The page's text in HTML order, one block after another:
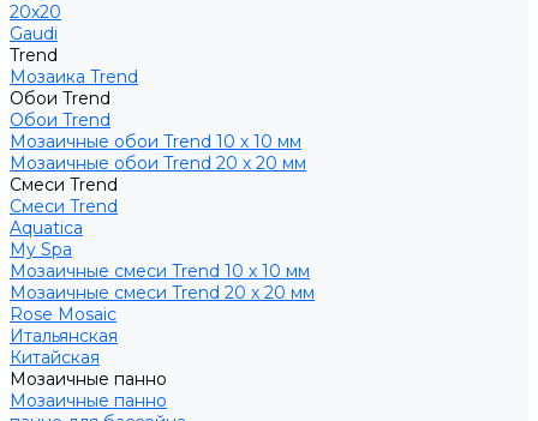
20х20
Gaudi
Trend
Мозаика Trend
Обои Trend
Обои Trend
Мозаичные обои Trend 10 х 10 мм
Мозаичные обои Trend 20 х 20 мм
Смеси Trend
Смеси Trend
Aquatica
My Spa
Мозаичные смеси Trend 10 х 10 мм
Мозаичные смеси Trend 20 х 20 мм
Rose Mosaic
Итальянская
Китайская
Мозаичные панно
Мозаичные панно